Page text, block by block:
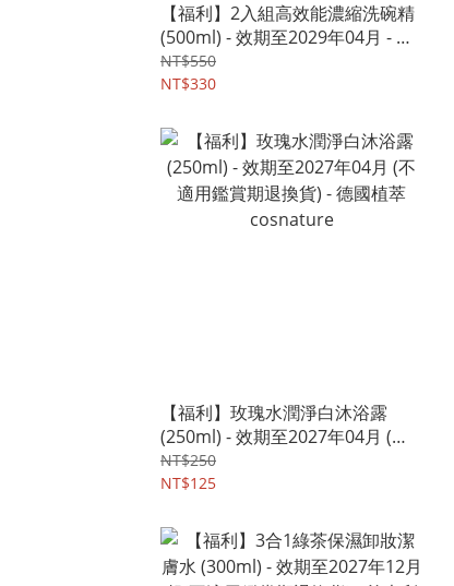
【福利】2入組高效能濃縮洗碗精
(500ml) - 效期至2029年04月 - 義
大利綠森活VERDE ORIZZONTE
NT$550
NT$330
【福利】玫瑰水潤淨白沐浴露
(250ml) - 效期至2027年04月 (不
適用鑑賞期退換貨) - 德國植萃
cosnature
NT$250
NT$125